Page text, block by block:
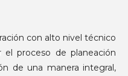
con alto nivel técnico
el proceso de planeación
de una manera integral,